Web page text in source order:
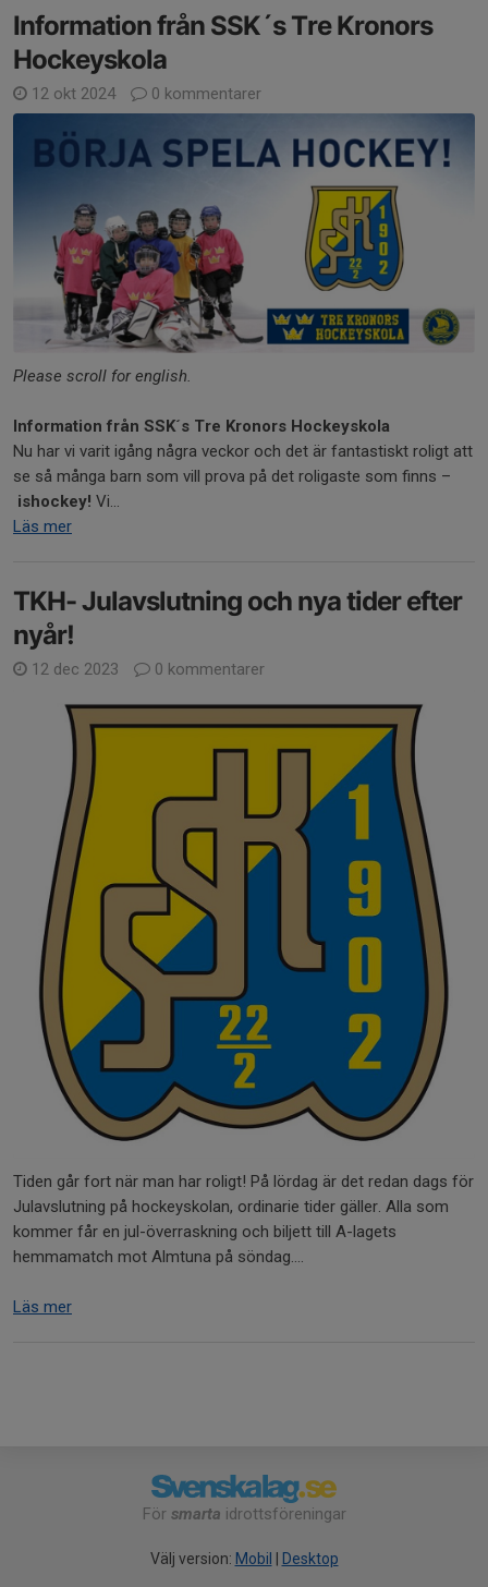
Information från SSK´s Tre Kronors
Hockeyskola
12 okt 2024 0 kommentarer
Please scroll for english.
Information från SSK´s Tre Kronors Hockeyskola
Nu har vi varit igång några veckor och det är fantastiskt roligt att
se så många barn som vill prova på det roligaste som finns –
ishockey! Vi...
Läs mer
TKH- Julavslutning och nya tider efter
nyår!
12 dec 2023 0 kommentarer
Tiden går fort när man har roligt! På lördag är det redan dags för
Julavslutning på hockeyskolan, ordinarie tider gäller. Alla som
kommer får en jul-överraskning och biljett till A-lagets
hemmamatch mot Almtuna på söndag....
Läs mer
För smarta idrottsföreningar
Välj version: Mobil Desktop